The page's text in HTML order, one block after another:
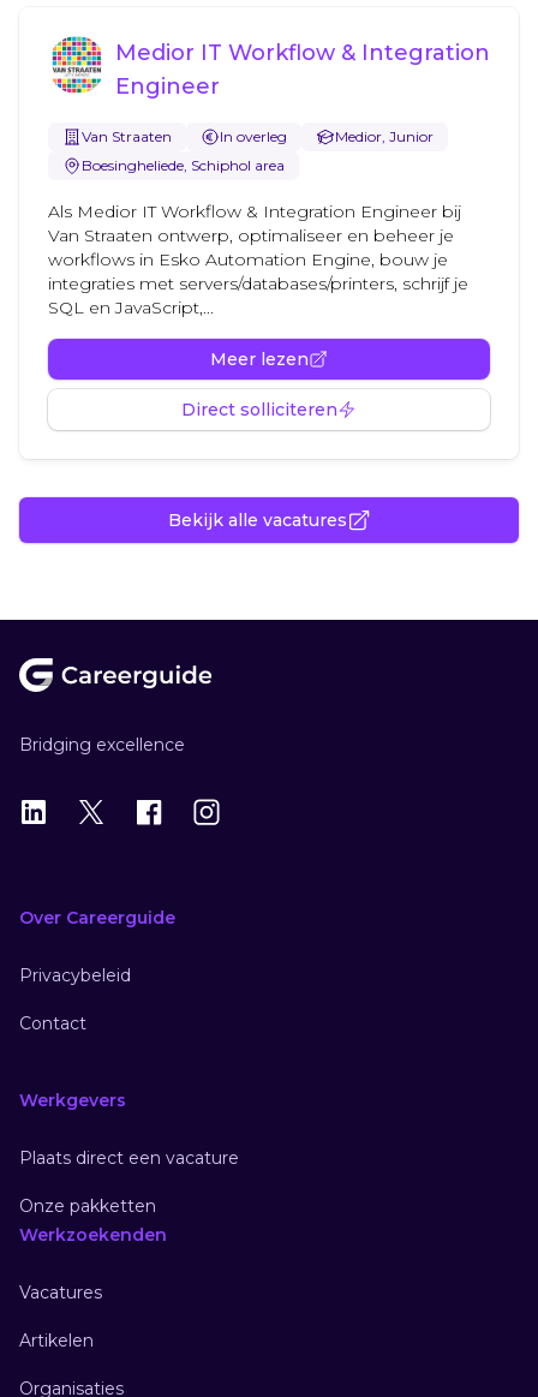
Medior IT Workflow & Integration
Engineer
Van Straaten In overleg
Medior, Junior
Boesingheliede, Schiphol area
Als Medior IT Workflow & Integration Engineer bij
Van Straaten ontwerp, optimaliseer en beheer je
workflows in Esko Automation Engine, bouw je
integraties met servers/databases/printers, schrijf je
SQL en JavaScript,...
Meer lezen
Direct solliciteren
Bekijk alle vacatures
Bridging excellence
LinkedIn
X Instagram
Over Careerguide
Privacybeleid
Contact
Werkgevers
Plaats direct een vacature
Onze pakketten
Werkzoekenden
Vacatures
Artikelen
Organisaties